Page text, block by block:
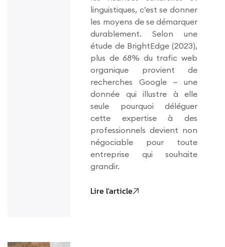
linguistiques, c’est se donner
les moyens de se démarquer
durablement. Selon une
étude de BrightEdge (2023),
plus de 68% du trafic web
organique provient de
recherches Google — une
donnée qui illustre à elle
seule pourquoi déléguer
cette expertise à des
professionnels devient non
négociable pour toute
entreprise qui souhaite
grandir.
Lire l'article